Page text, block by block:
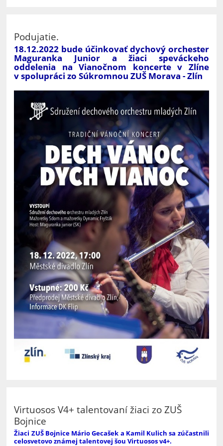
Podujatie.
18.12.2022 bude účinkovať dychový orchester
Maguranka Junior a žiaci speváckeho
oddelenia na Vianočnom koncerte v Zlíne
v spolupráci zo Súkromnou ZUŠ Morava - Zlín
Virtuosos V4+ talentovaní žiaci zo ZUŠ
Bojnice
Žiaci ZUŠ Bojnice Mário Gecašek a Kamil Kulich sa zúčastnili
celosvetovo známej talentovej šou Virtuosos v4+.